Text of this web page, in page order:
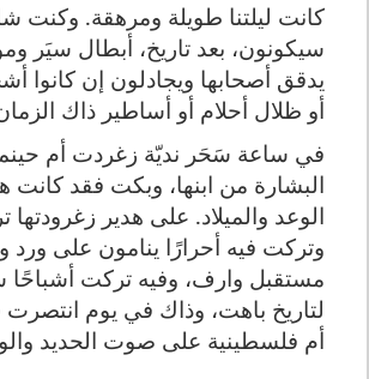
كانت ليلتنا طويلة ومرهقة. وكنت
سيكونون، بعد تاريخ، أبطال سيَر
يدقق أصحابها ويجادلون إن كانوا
أو ظلال أحلام أو أساطير ذاك
في ساعة سَحَر نديّة زغردت أم
البشارة من ابنها، وبكت فقد
الوعد والميلاد. على هدير
وتركت فيه أحرارًا ينامون على ورد
مستقبل وارف، وفيه تركت أشباحًا
لتاريخ باهت، وذاك في يوم انتصرت
أم فلسطينية على صوت الحديد